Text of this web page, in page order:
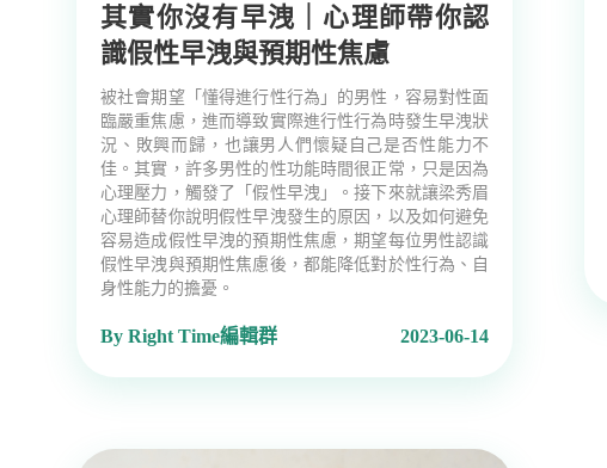
其實你沒有早洩｜心理師帶你認
識假性早洩與預期性焦慮
被社會期望「懂得進行性行為」的男性，容易對性面
臨嚴重焦慮，進而導致實際進行性行為時發生早洩狀
況、敗興而歸，也讓男人們懷疑自己是否性能力不
佳。其實，許多男性的性功能時間很正常，只是因為
心理壓力，觸發了「假性早洩」。接下來就讓梁秀眉
心理師替你說明假性早洩發生的原因，以及如何避免
容易造成假性早洩的預期性焦慮，期望每位男性認識
假性早洩與預期性焦慮後，都能降低對於性行為、自
身性能力的擔憂。
By Right Time編輯群 2023-06-14